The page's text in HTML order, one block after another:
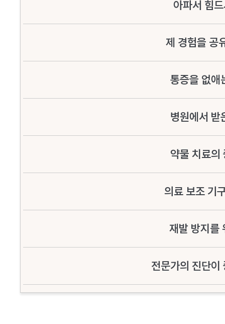
아파서 힘
제 경험을 공
통증을 없애
병원에서 받
약물 치료의
의료 보조 기
재발 방지를
전문가의 진단이